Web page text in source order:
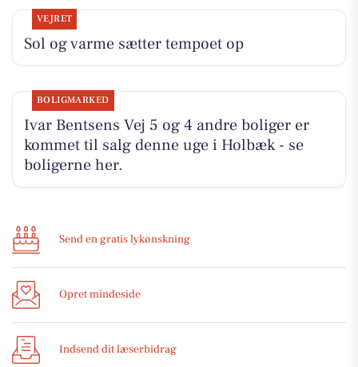
VEJRET
Sol og varme sætter tempoet op
BOLIGMARKED
Ivar Bentsens Vej 5 og 4 andre boliger er
kommet til salg denne uge i Holbæk - se
boligerne her.
Send en gratis lykønskning
Opret mindeside
Indsend dit læserbidrag